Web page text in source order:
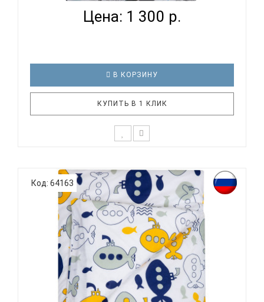
Цена: 1 300 р.
В КОРЗИНУ
КУПИТЬ В 1 КЛИК
родитель подходит очень основательно. Ведь
ребенок большую часть времени проводит в
кровати. И натуральность тканей, нежный и
веселый рисунок, высокая устойчивость к частым
стиркам – очень важные параметр..
Код: 64163